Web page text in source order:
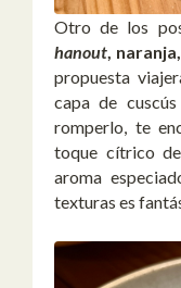
Otro de los
hanout ,
propuesta
capa de
romperlo, te
toque cítrico
aroma
texturas es